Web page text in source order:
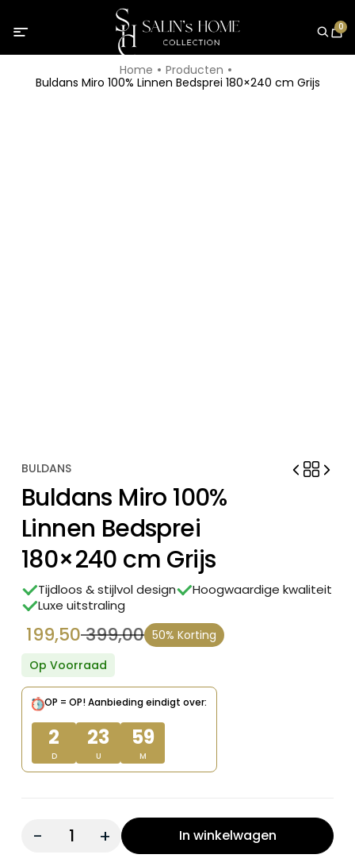
0
Home
Producten
Buldans Miro 100% Linnen Bedsprei 180×240 cm Grijs
BULDANS
Buldans Miro 100%
Linnen Bedsprei
180×240 cm Grijs
Tijdloos & stijlvol design
Hoogwaardige kwaliteit
Luxe uitstraling
399,00
Oorspronkelijke
prijs
was:
€ 399,00.
199,50
Huidige
prijs
is:
€ 199,50.
50% Korting
Op Voorraad
OP = OP!Aanbieding eindigt over:
2
D
23
U
59
M
Quantity: In winkelwagen